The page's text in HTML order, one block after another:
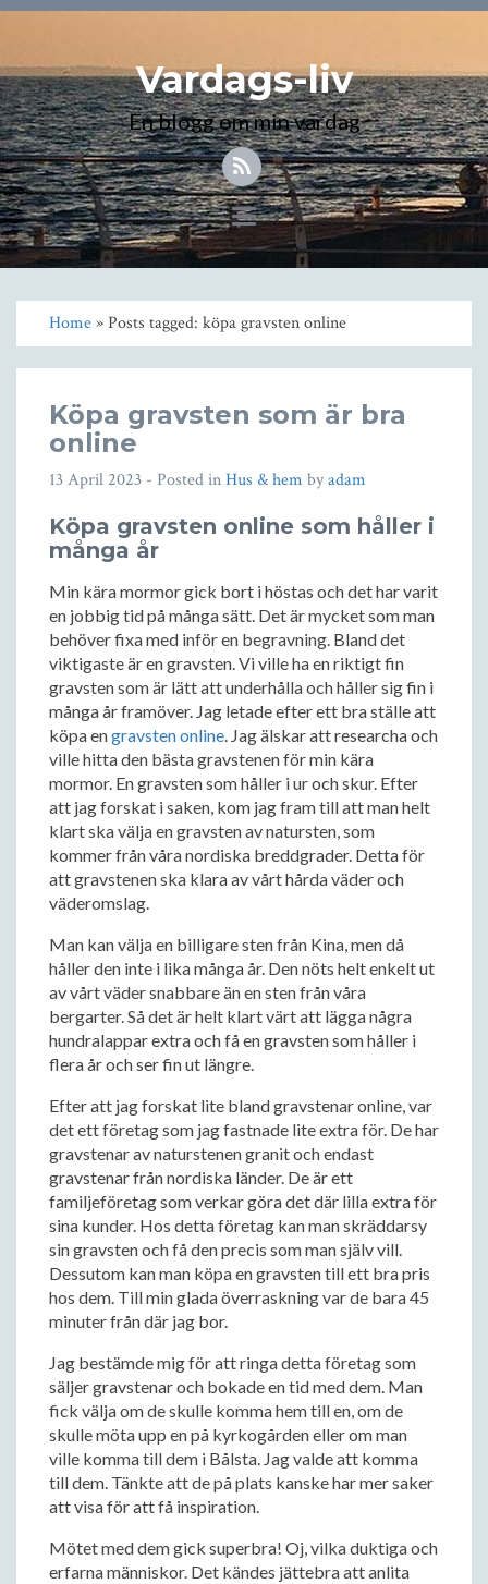
Vardags-liv
En blogg om min vardag
Toggle
navigation
Home» Posts tagged: köpa gravsten online
Köpa gravsten som är bra
online
13 April 2023 - Posted inHus & hem byadam
Köpa gravsten online som håller i
många år
Min kära mormor gick bort i höstas och det har varit
en jobbig tid på många sätt. Det är mycket som man
behöver fixa med inför en begravning. Bland det
viktigaste är en gravsten. Vi ville ha en riktigt fin
gravsten som är lätt att underhålla och håller sig fin i
många år framöver. Jag letade efter ett bra ställe att
köpa engravsten online. Jag älskar att researcha och
ville hitta den bästa gravstenen för min kära
mormor. En gravsten som håller i ur och skur. Efter
att jag forskat i saken, kom jag fram till att man helt
klart ska välja en gravsten av natursten, som
kommer från våra nordiska breddgrader. Detta för
att gravstenen ska klara av vårt hårda väder och
väderomslag.
Man kan välja en billigare sten från Kina, men då
håller den inte i lika många år. Den nöts helt enkelt ut
av vårt väder snabbare än en sten från våra
bergarter. Så det är helt klart värt att lägga några
hundralappar extra och få en gravsten som håller i
flera år och ser fin ut längre.
Efter att jag forskat lite bland gravstenar online, var
det ett företag som jag fastnade lite extra för. De har
gravstenar av naturstenen granit och endast
gravstenar från nordiska länder. De är ett
familjeföretag som verkar göra det där lilla extra för
sina kunder. Hos detta företag kan man skräddarsy
sin gravsten och få den precis som man själv vill.
Dessutom kan man köpa en gravsten till ett bra pris
hos dem. Till min glada överraskning var de bara 45
minuter från där jag bor.
Jag bestämde mig för att ringa detta företag som
säljer gravstenar och bokade en tid med dem. Man
fick välja om de skulle komma hem till en, om de
skulle möta upp en på kyrkogården eller om man
ville komma till dem i Bålsta. Jag valde att komma
till dem. Tänkte att de på plats kanske har mer saker
att visa för att få inspiration.
Mötet med dem gick superbra! Oj, vilka duktiga och
erfarna människor. Det kändes jättebra att anlita